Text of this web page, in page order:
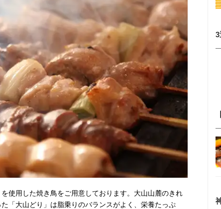
3
使用した焼き鳥をご用意しております。大山山麓のきれ
「大山どり」は脂乗りのバランスがよく、栄養たっぷ